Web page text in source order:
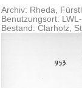
Archiv: Rheda,
Benutzungsort:
Bestand: Clarholz,